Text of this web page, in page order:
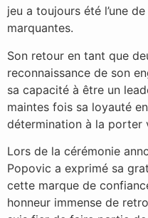
jeu a toujours été l’une
marquantes.
Son retour en tant que
reconnaissance de son
sa capacité à être un
maintes fois sa loyauté
détermination à la porter
Lors de la cérémonie
Popovic a exprimé sa
cette marque de
honneur immense de